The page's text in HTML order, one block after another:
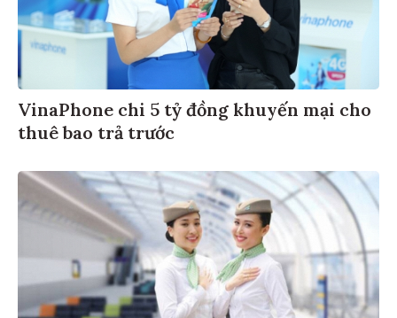
VinaPhone chi 5 tỷ đồng khuyến mại cho
thuê bao trả trước